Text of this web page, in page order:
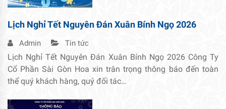
Lịch Nghỉ Tết Nguyên Đán Xuân Bính Ngọ 2026
Admin Tin tức
Lịch Nghỉ Tết Nguyên Đán Xuân Bính Ngọ 2026 Công Ty
Cổ Phần Sài Gòn Hoa xin trân trọng thông báo đến toàn
thể quý khách hàng, quý đối tác…